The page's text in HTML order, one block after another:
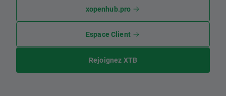
xopenhub.pro
Espace Client
Rejoignez XTB